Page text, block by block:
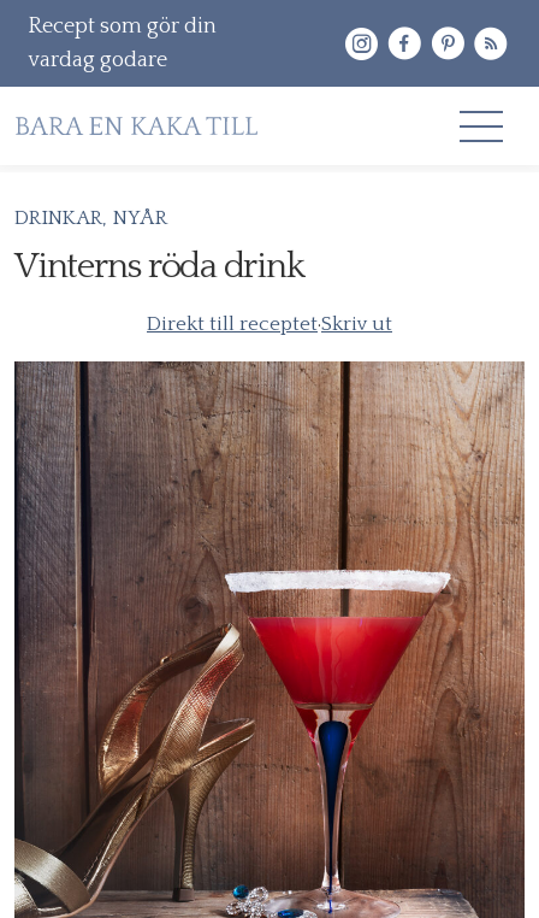
Recept som gör din
vardag godare
Gå
till
OM MIG
KONTAKT & PR
Sök
efter:
DRINKAR NYÅR
Vinterns röda drink
Direkt till receptet·Skriv ut